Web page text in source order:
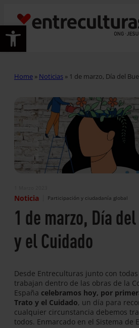
Abrir barra de herramientas
Home » Noticias » 1 de marzo, Día del
Noticia Participación y ciudadanía global
1 de marzo, Día
y el Cuidado
Desde Entreculturas junto con
trabajan dentro de las obras de la
España celebramos hoy, por
Trato y el Cuidado, un día para
cualquier circunstancia debemos
todos. Enmarcado en el Sistema de